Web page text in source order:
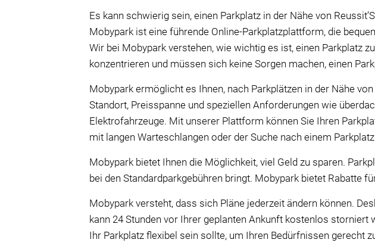
Es kann schwierig sein, einen Parkplatz in der Nähe von
Mobypark ist eine führende Online-Parkplatzplattform, die
Wir bei Mobypark verstehen, wie wichtig es ist, einen Parkplatz
konzentrieren und müssen sich keine Sorgen machen, einen
Mobypark ermöglicht es Ihnen, nach Parkplätzen in der Nähe
Standort, Preisspanne und speziellen Anforderungen wie
Elektrofahrzeuge. Mit unserer Plattform können Sie Ihren
mit langen Warteschlangen oder der Suche nach einem
Mobypark bietet Ihnen die Möglichkeit, viel Geld zu sparen.
bei den Standardparkgebühren bringt. Mobypark bietet Rabatte
Mobypark versteht, dass sich Pläne jederzeit ändern können.
kann 24 Stunden vor Ihrer geplanten Ankunft kostenlos
Ihr Parkplatz flexibel sein sollte, um Ihren Bedürfnissen gerecht